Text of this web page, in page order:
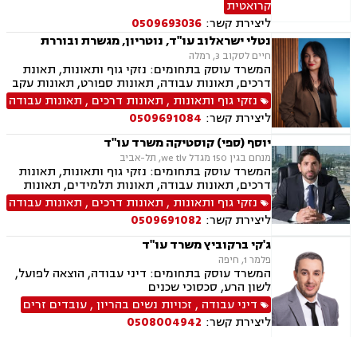
ירושות וצוואות, תמ"א 38
קרואטית
ליצירת קשר: 0509693036
נטלי ישראלוב עו"ד, נוטריון, מגשרת ובוררת
חיים לסקוב 3, רמלה
המשרד עוסק בתחומים: נזקי גוף ותאונות, תאונת
דרכים, תאונות עבודה, תאונות ספורט, תאונות עקב
רשלנות, תאונות תלמידים, ביטוח לאומי, גישור,
רשלנות רפואית הריון ולידה, ירושות וצוואות, ייפוי
כוח מתמשך, ביטוח סיעודי, נפגעי עבירה, בריאות
הנפש,
נזקי גוף ותאונות , תאונות דרכים , תאונות עבודה
ליצירת קשר: 0509691084
יוסף (ספי) קוסטיקה משרד עו"ד
מנחם בגין 150 מגדל we tlv, תל-אביב
המשרד עוסק בתחומים: נזקי גוף ותאונות, תאונות
דרכים, תאונות עבודה, תאונות תלמידים, תאונות
ספורט, תאונות עקב רשלנות, ביטוח לאומי, רשלנות
רפואית, אובדן כושר עבודה
נזקי גוף ותאונות , תאונות דרכים , תאונות עבודה
ליצירת קשר: 0509691082
ג'קי ברקוביץ משרד עו"ד
פלמר 1, חיפה
המשרד עוסק בתחומים: דיני עבודה, הוצאה לפועל,
לשון הרע, סכסוכי שכנים
דיני עבודה , זכויות נשים בהריון,עובדים זרים
ליצירת קשר: 0508004942